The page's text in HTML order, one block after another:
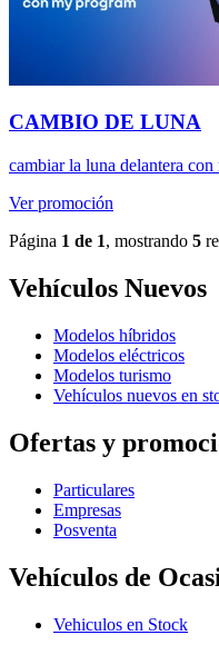
CAMBIO DE LUNA
cambiar la luna delantera
Ver promoción
Página 1 de 1, mostrando 5
Vehículos Nuevos
Modelos híbridos
Modelos eléctricos
Modelos turismo
Vehículos nuevos en
Ofertas y
Particulares
Empresas
Posventa
Vehículos de
Vehiculos en Stock